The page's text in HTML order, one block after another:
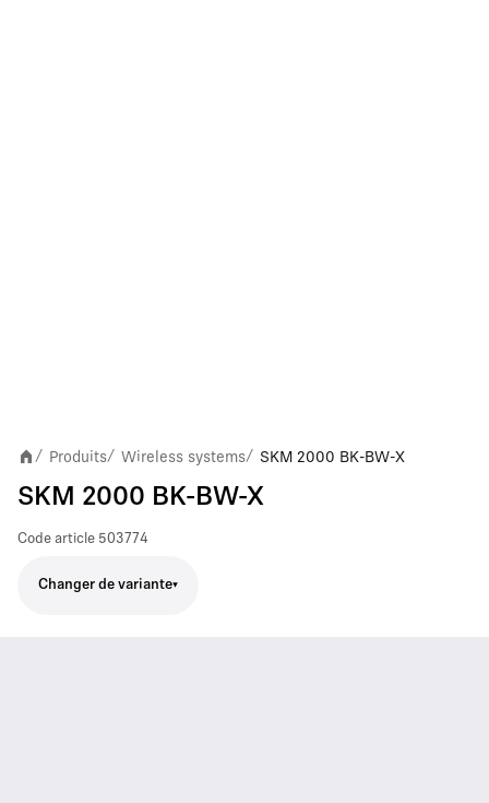
/ Produits/ Wireless systems/ SKM 2000 BK-BW-X
SKM 2000 BK-BW-X
Code article 503774
Changer de variante